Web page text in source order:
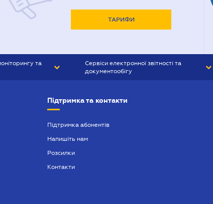
Адвокаты Кривого РогуТАРИФИ
та
Сервіси електронної звітності та
документообігу
Підтримка та контакти
Підтримка абонентів
Напишіть нам
Розсилки
Контакти